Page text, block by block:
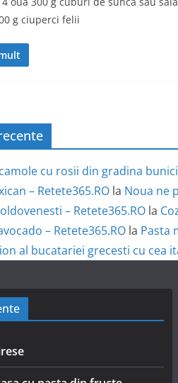
g ciuperci felii
cu rosii din gradina
– Retete365.RO la Noua ne
– Retete365.RO la
– Retete365.RO la Pasta
al bucatariei grecesti cu cea